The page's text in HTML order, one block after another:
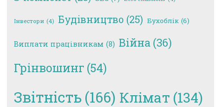
Інвестори (4) Будівництво (25) Бухоблік (6)
Виплати працівникам (8) Війна (36)
Грінвошинг (54)
Звітність (166) Клімат (134)